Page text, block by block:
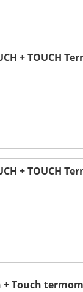
+ TOUCH
+ TOUCH
+ Touch